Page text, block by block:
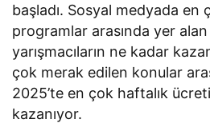
başladı. Sosyal medyada en
programlar arasında yer alan
yarışmacıların ne kadar
çok merak edilen konular
2025’te en çok haftalık ücreti
kazanıyor.